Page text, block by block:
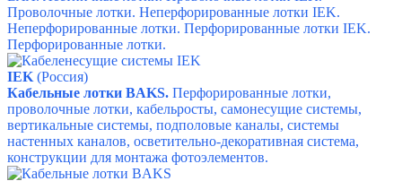
Проволочные лотки. Неперфорированные лотки IEK.
Неперфорированные лотки. Перфорированные лотки IEK.
Перфорированные лотки.
IEK(Россия)
Кабельные лотки BAKS. Перфорированные лотки,
проволочные лотки, кабельросты, самонесущие системы,
вертикальные системы, подполовые каналы, системы
настенных каналов, осветительно-декоративная система,
конструкции для монтажа фотоэлементов.